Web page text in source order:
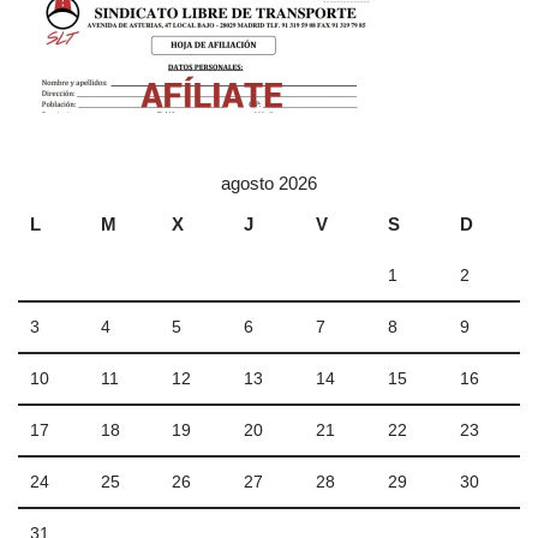
agosto 2026
L
M X J V S D
1 2
3 4 5 6 7 8 9
10 11 12 13 14 15 16
17 18 19 20 21 22 23
24 25 26 27 28 29 30
31